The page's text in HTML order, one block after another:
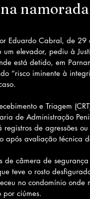
Eduardo Cabral, de 29
elevador, pediu à
está detido, em
“risco iminente à
e Triagem
de Administração
de agressões
após avaliação técnica
câmera de
teve o rosto
no condomínio onde
ciúmes.